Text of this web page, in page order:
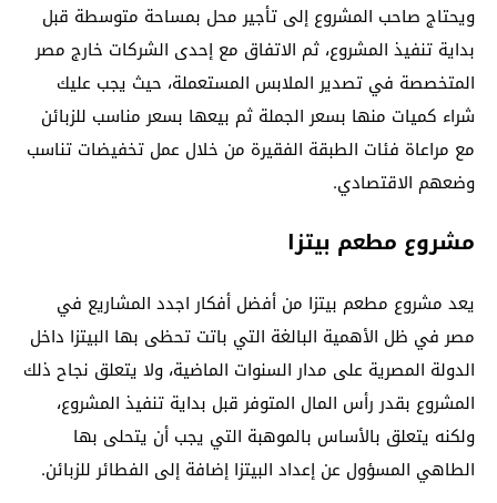
ويحتاج صاحب المشروع إلى تأجير محل بمساحة متوسطة قبل
بداية تنفيذ المشروع، ثم الاتفاق مع إحدى الشركات خارج مصر
المتخصصة في تصدير الملابس المستعملة، حيث يجب عليك
شراء كميات منها بسعر الجملة ثم بيعها بسعر مناسب للزبائن
مع مراعاة فئات الطبقة الفقيرة من خلال عمل تخفيضات تناسب
وضعهم الاقتصادي.
مشروع مطعم بيتزا
يعد مشروع مطعم بيتزا من أفضل أفكار اجدد المشاريع في
مصر في ظل الأهمية البالغة التي باتت تحظى بها البيتزا داخل
الدولة المصرية على مدار السنوات الماضية، ولا يتعلق نجاح ذلك
المشروع بقدر رأس المال المتوفر قبل بداية تنفيذ المشروع،
ولكنه يتعلق بالأساس بالموهبة التي يجب أن يتحلى بها
الطاهي المسؤول عن إعداد البيتزا إضافة إلى الفطائر للزبائن.